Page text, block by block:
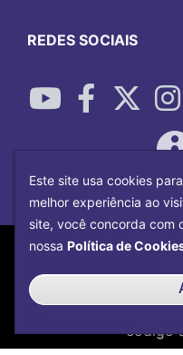
REDES SOCIAIS
Copyright©
Desenvolvido por
Informação e
código
Este site usa cookies
melhor experiência ao
site, você concorda com
nossa Política de